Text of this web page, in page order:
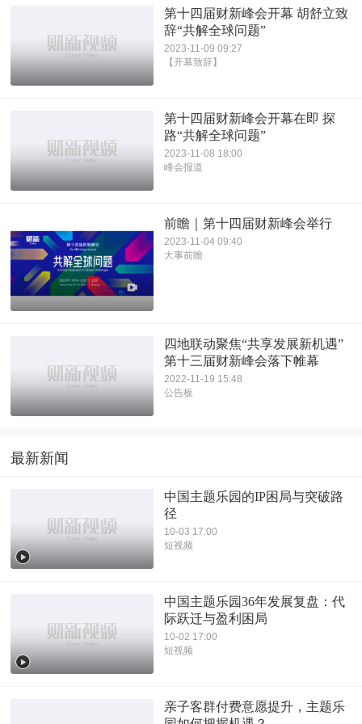
第十四届财新峰会开幕 胡舒立致
辞“共解全球问题”
2023-11-09 09:27
【开幕致辞】
第十四届财新峰会开幕在即 探
路“共解全球问题”
2023-11-08 18:00
峰会报道
前瞻｜第十四届财新峰会举行
2023-11-04 09:40
大事前瞻
四地联动聚焦“共享发展新机遇”
第十三届财新峰会落下帷幕
2022-11-19 15:48
公告板
最新新闻
中国主题乐园的IP困局与突破路
径
10-03 17:00
短视频
中国主题乐园36年发展复盘：代
际跃迁与盈利困局
10-02 17:00
短视频
亲子客群付费意愿提升，主题乐